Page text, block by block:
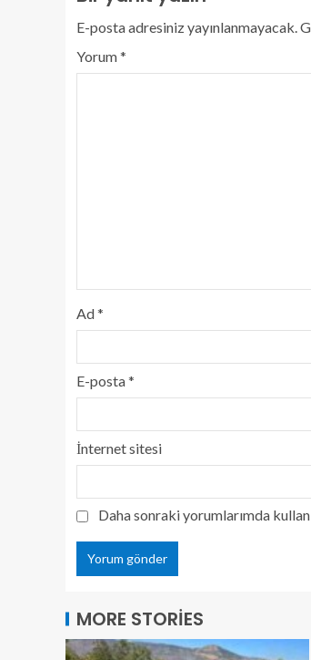
E-posta adresiniz yayınlanmayacak.
Yorum*
Ad*
E-posta*
İnternet sitesi
Daha sonraki yorumlarımda
MORE STORIES